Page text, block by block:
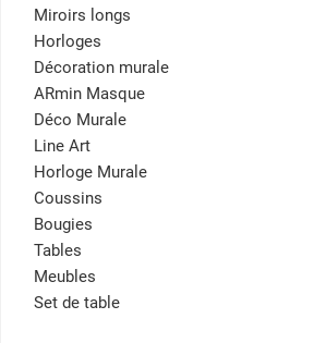
Miroirs longs
Horloges
Décoration murale
ARmin Masque
Déco Murale
Line Art
Horloge Murale
Coussins
Bougies
Tables
Meubles
Set de table